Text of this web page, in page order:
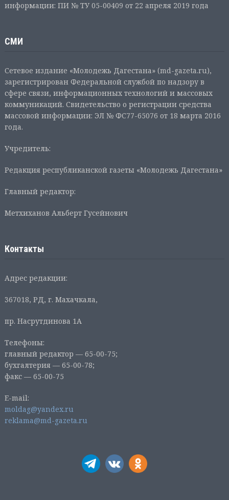
информации: ПИ № ТУ 05-00409 от 22 апреля 2019 года
СМИ
Сетевое издание «Молодежь Дагестана» (md-gazeta.ru),
зарегистрирован Федеральной службой по надзору в
сфере связи, информационных технологий и массовых
коммуникаций. Свидетельство о регистрации средства
массовой информации: ЭЛ № ФС77-65076 от 18 марта 2016
года.
Учредитель:
Редакция республиканской газеты «Молодежь Дагестана»
Главный редактор:
Метхиханов Альберт Гусейнович
Контакты
Адрес редакции:
367018, РД, г. Махачкала,
пр. Насрутдинова 1А
Телефоны:
главный редактор — 65-00-75;
бухгалтерия — 65-00-78;
факс — 65-00-75
E-mail:
moldag@yandex.ru
reklama@md-gazeta.ru